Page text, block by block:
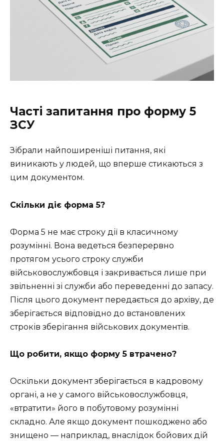
Часті запитання про форму 5
ЗСУ
Зібрали найпоширеніші питання, які
виникають у людей, що вперше стикаються з
цим документом.
Скільки діє форма 5?
Форма 5 не має строку дії в класичному
розумінні. Вона ведеться безперервно
протягом усього строку служби
військовослужбовця і закривається лише при
звільненні зі служби або переведенні до запасу.
Після цього документ передається до архіву, де
зберігається відповідно до встановлених
строків зберігання військових документів.
Що робити, якщо форму 5 втрачено?
Оскільки документ зберігається в кадровому
органі, а не у самого військовослужбовця,
«втратити» його в побутовому розумінні
складно. Але якщо документ пошкоджено або
знищено — наприклад, внаслідок бойових дій